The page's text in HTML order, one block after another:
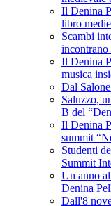
Il Denina
libro
Scambi
incontrano
Il Denina
musica
Dal
Saluzzo,
B del
Il Denina
summit
Studenti
Summit
Un anno
Denina
Dall'8